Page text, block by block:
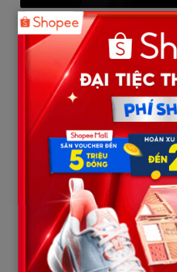
Thủy Tiên sau đó xuất hiện
và lại “thôi miên”
Không rõ nàng WAG có thực
không nhưng việc đầu tư cho
trọng. Thủy Tiên là 1 trong số
nhờ phẫu thuật thẩm mỹ. Kể
giọng hát và tài năng sáng